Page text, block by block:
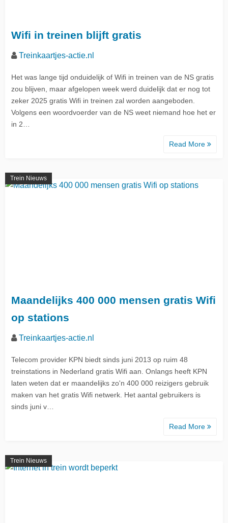
Wifi in treinen blijft gratis
Treinkaartjes-actie.nl
Het was lange tijd onduidelijk of Wifi in treinen van de NS gratis
zou blijven, maar afgelopen week werd duidelijk dat er nog tot
zeker 2025 gratis Wifi in treinen zal worden aangeboden.
Volgens een woordvoerder van de NS weet niemand hoe het er
in 2…
Read More
Trein Nieuws
Maandelijks 400 000 mensen gratis Wifi
op stations
Treinkaartjes-actie.nl
Telecom provider KPN biedt sinds juni 2013 op ruim 48
treinstations in Nederland gratis Wifi aan. Onlangs heeft KPN
laten weten dat er maandelijks zo'n 400 000 reizigers gebruik
maken van het gratis Wifi netwerk. Het aantal gebruikers is
sinds juni v…
Read More
Trein Nieuws